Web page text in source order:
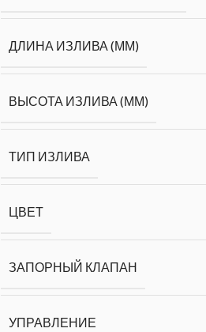
ДЛИНА ИЗЛИВА (ММ)
ВЫСОТА ИЗЛИВА (ММ)
ТИП ИЗЛИВА
ЦВЕТ
ЗАПОРНЫЙ КЛАПАН
УПРАВЛЕНИЕ